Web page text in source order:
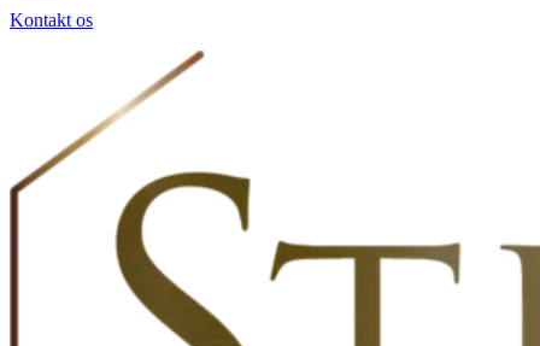
Kontakt os